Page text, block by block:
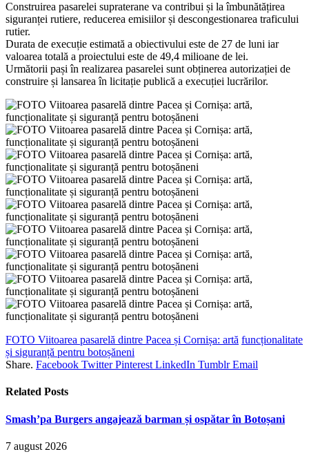
Construirea pasarelei supraterane va contribui și la îmbunătățirea
siguranței rutiere, reducerea emisiilor și descongestionarea traficului
rutier.
Durata de execuție estimată a obiectivului este de 27 de luni iar
valoarea totală a proiectului este de 49,4 milioane de lei.
Următorii pași în realizarea pasarelei sunt obținerea autorizației de
construire și lansarea în licitație publică a execuției lucrărilor.
FOTO Viitoarea pasarelă dintre Pacea și Cornișa: artă funcționalitate
și siguranță pentru botoșăneni
Share. Facebook Twitter Pinterest LinkedIn Tumblr Email
Related Posts
Smash’pa Burgers angajează barman și ospătar în Botoșani
7 august 2026